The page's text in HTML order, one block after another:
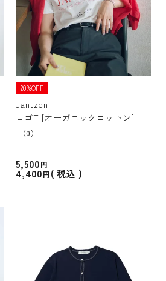
20%OFF
Jantzen
ロゴT [オーガニックコットン]
（0）
5,500
4,400 税込